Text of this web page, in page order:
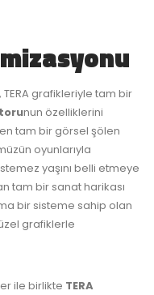
grafikleriyle tam bir
nun özelliklerini
tam bir görsel şölen
oyunlarıyla
yaşını belli etmeye
tam bir sanat harikası
bir sisteme sahip olan
grafiklerle
ile birlikte TERA